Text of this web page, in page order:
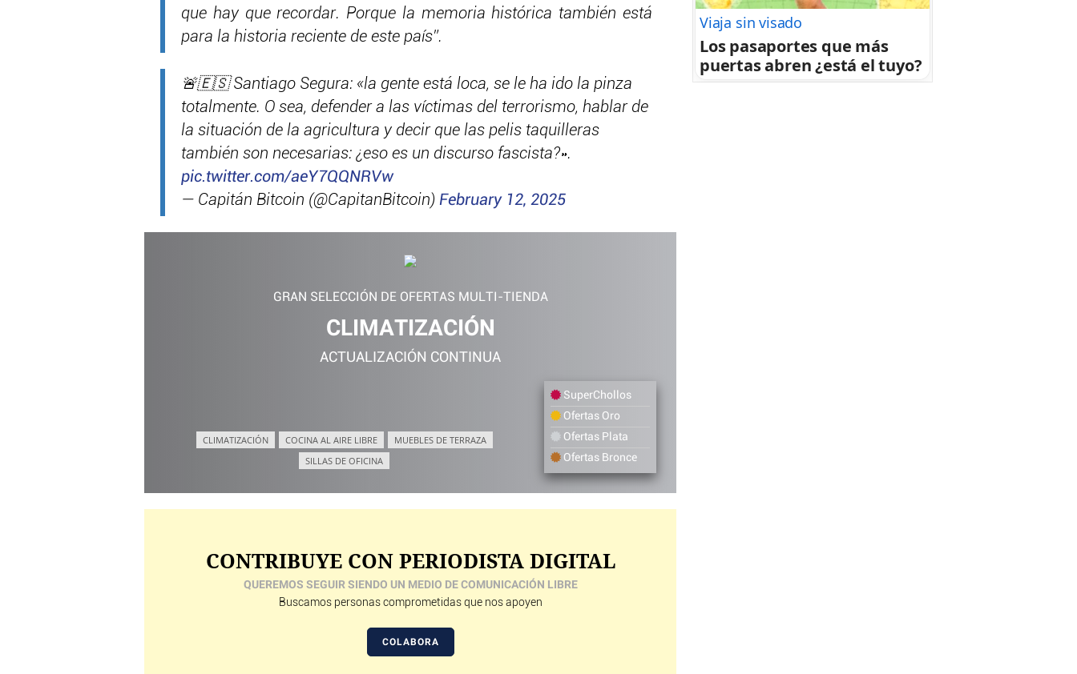
que hay que recordar. Porque la memoria histórica también está
para la historia reciente de este país”.
🚨🇪🇸 Santiago Segura: «la gente está loca, se le ha ido la pinza
totalmente. O sea, defender a las víctimas del terrorismo, hablar de
la situación de la agricultura y decir que las pelis taquilleras
también son necesarias: ¿eso es un discurso fascista?».
pic.twitter.com/aeY7QQNRVw
— Capitán Bitcoin (@CapitanBitcoin) February 12, 2025
GRAN SELECCIÓN DE OFERTAS MULTI-TIENDA
CLIMATIZACIÓN
ACTUALIZACIÓN CONTINUA
CLIMATIZACIÓN COCINA AL AIRE LIBRE
MUEBLES DE TERRAZA
SILLAS DE OFICINA
SuperChollos
Ofertas Oro
Ofertas Plata
Ofertas Bronce
CONTRIBUYE CON PERIODISTA DIGITAL
QUEREMOS SEGUIR SIENDO UN MEDIO DE COMUNICACIÓN LIBRE
Buscamos personas comprometidas que nos apoyen
COLABORA
Viaja sin visado
Los pasaportes que más
puertas abren ¿está el tuyo?